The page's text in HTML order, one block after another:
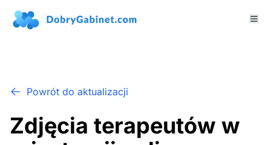
Powrót do aktualizacji
Zdjęcia terapeutów w